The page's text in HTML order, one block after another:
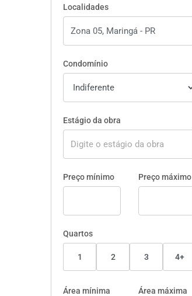
Localidades
Condomínio
Estágio da obra
Preço mínimo Preço máximo
Quartos
1 2 3 4+
Área mínima Área máxima